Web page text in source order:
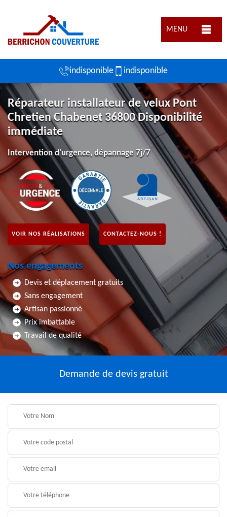
MENU
indisponible indisponible
Réparateur installateur de velux Pont
Chretien Chabenet 36800 Disponibilité
immédiate
Intervention d'urgence, dépannage 7j/7
VOIR NOS RÉALISATIONS CONTACTEZ-NOUS !
Nos engagements
Devis et déplacement gratuits
Sans engagement
Artisan passionné
Prix imbattable
Travail de qualité
Demande de devis gratuit